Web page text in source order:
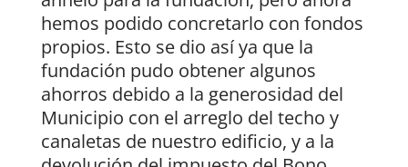
hemos podido concretarlo con fondos
propios. Esto se dio así ya que la
fundación pudo obtener algunos
ahorros debido a la generosidad del
Municipio con el arreglo del techo y
canaletas de nuestro edificio, y a la